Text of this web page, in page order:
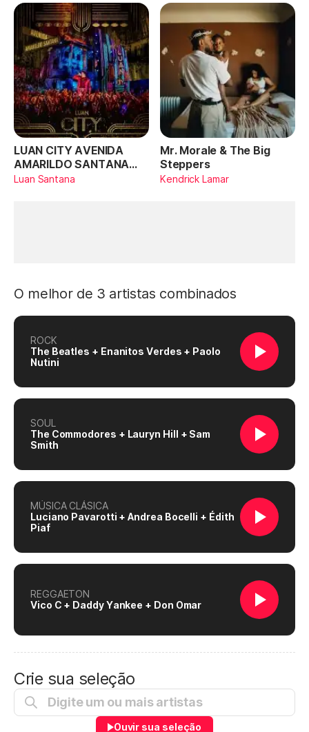
LUAN CITY AVENIDA
AMARILDO SANTANA
(Ao Vivo)
Luan Santana
Mr. Morale & The Big
Steppers
Kendrick Lamar
O melhor de 3 artistas combinados
ROCK
The Beatles + Enanitos Verdes + Paolo
Nutini
SOUL
The Commodores + Lauryn Hill + Sam
Smith
MÚSICA CLÁSICA
Luciano Pavarotti + Andrea Bocelli + Édith
Piaf
REGGAETON
Vico C + Daddy Yankee + Don Omar
Crie sua seleção
Ouvir sua seleção